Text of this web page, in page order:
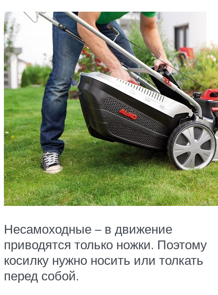
Несамоходные – в движение
приводятся только ножки. Поэтому
косилку нужно носить или толкать
перед собой.